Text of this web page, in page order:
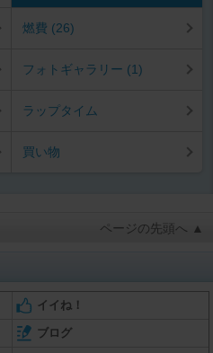
燃費 (26)
フォトギャラリー (1)
ラップタイム
買い物
ページの先頭へ ▲
イイね！
ブログ